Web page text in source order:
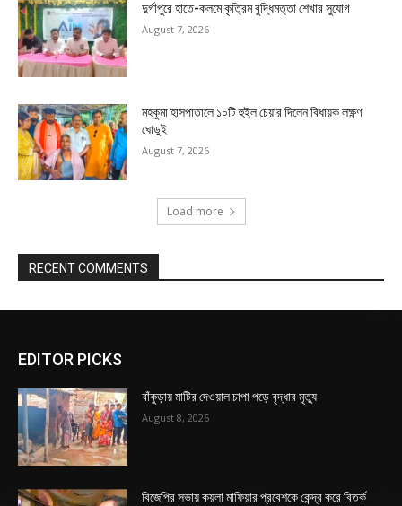
দুর্গাপুরে হাতে-কলমে কৃত্রিম বুদ্ধিমত্তা শেখার সুযোগ
August 7, 2026
মহকুমা হাসপাতালে ১০টি হুইল চেয়ার দিলেন বিধায়ক লক্ষ্ণণ
ঘোড়ুই
August 7, 2026
Load more
RECENT COMMENTS
EDITOR PICKS
বাঁকুড়ায় মাটির দেওয়াল চাপা পড়ে বৃদ্ধার মৃত্যু
August 8, 2026
বিজেপির সভায় কয়লা মাফিয়ার প্রবেশকে কেন্দ্র করে বিতর্ক